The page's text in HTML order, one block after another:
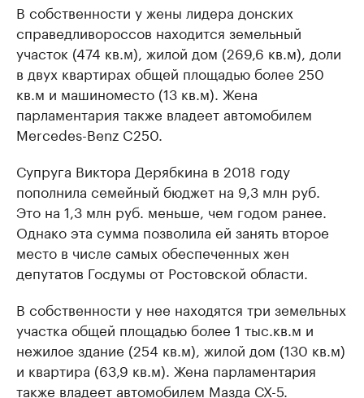
В собственности у жены лидера донских
справедливороссов находится земельный
участок (474 кв.м), жилой дом (269,6 кв.м), доли
в двух квартирах общей площадью более 250
кв.м и машиноместо (13 кв.м). Жена
парламентария также владеет автомобилем
Merсedes-Benz C250.
Супруга Виктора Дерябкина в 2018 году
пополнила семейный бюджет на 9,3 млн руб.
Это на 1,3 млн руб. меньше, чем годом ранее.
Однако эта сумма позволила ей занять второе
место в числе самых обеспеченных жен
депутатов Госдумы от Ростовской области.
В собственности у нее находятся три земельных
участка общей площадью более 1 тыс.кв.м и
нежилое здание (254 кв.м), жилой дом (130 кв.м)
и квартира (63,9 кв.м). Жена парламентария
также владеет автомобилем Мазда СХ-5.